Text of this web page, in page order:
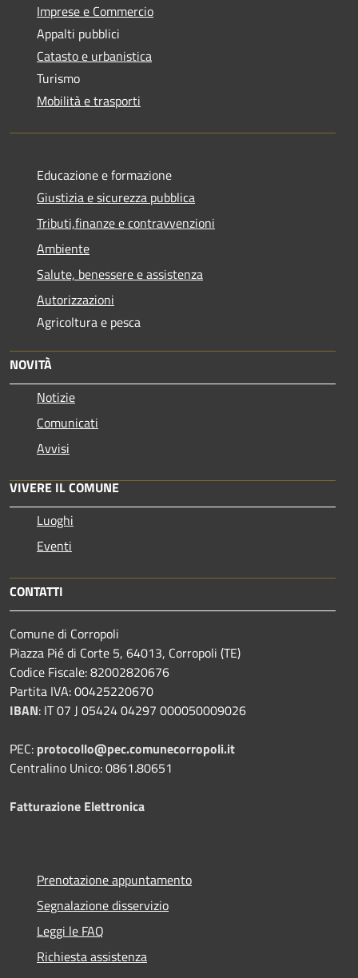
Imprese e Commercio
Appalti pubblici
Catasto e urbanistica
Turismo
Mobilità e trasporti
Educazione e formazione
Giustizia e sicurezza pubblica
Tributi,finanze e contravvenzioni
Ambiente
Salute, benessere e assistenza
Autorizzazioni
Agricoltura e pesca
NOVITÀ
Notizie
Comunicati
Avvisi
VIVERE IL COMUNE
Luoghi
Eventi
CONTATTI
Comune di Corropoli
Piazza Pié di Corte 5, 64013, Corropoli (TE)
Codice Fiscale: 82002820676
Partita IVA: 00425220670
IBAN: IT 07 J 05424 04297 000050009026
PEC: protocollo@pec.comunecorropoli.it
Centralino Unico: 0861.80651
Fatturazione Elettronica
Prenotazione appuntamento
Segnalazione disservizio
Leggi le FAQ
Richiesta assistenza